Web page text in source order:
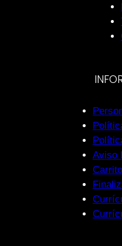
Aviso
Carrito